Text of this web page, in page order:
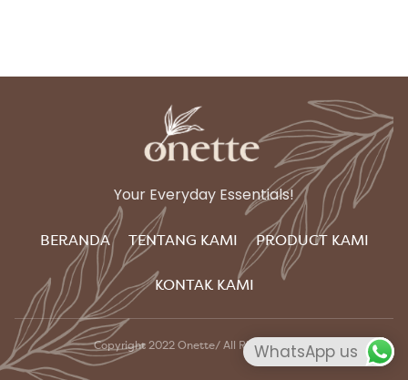
Your Everyday Essentials!
BERANDA TENTANG KAMI PRODUCT KAMI
KONTAK KAMI
Copyright 2022 Onette/ All Right reserved
WhatsApp us